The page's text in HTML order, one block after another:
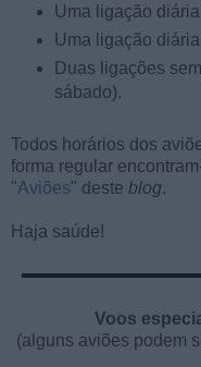
Uma ligação
Uma ligação
Duas ligações
sábado).
Todos horários dos
forma regular
"Aviões" deste blog.
Haja saúde!
Voos
(alguns aviões podem